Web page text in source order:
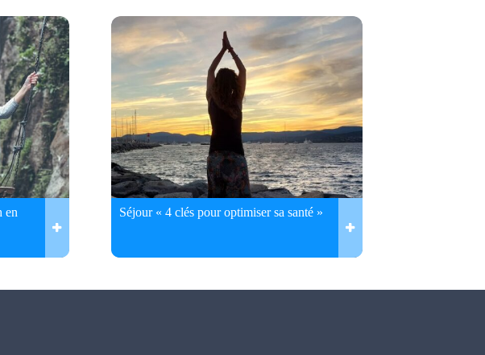
en
Séjour « 4 clés pour optimiser sa santé »